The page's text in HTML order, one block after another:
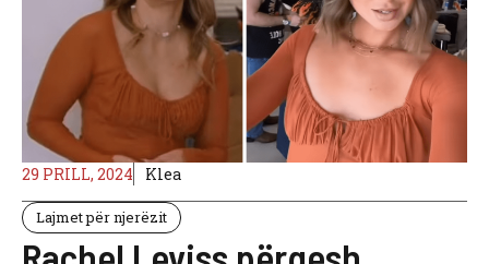
29 PRILL, 2024 Klea
Lajmet për njerëzit